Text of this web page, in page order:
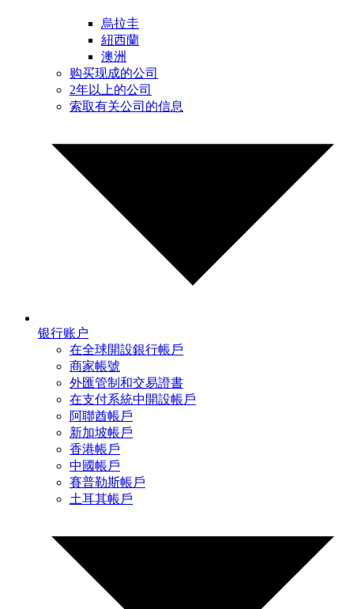
烏拉圭
紐西蘭
澳洲
购买现成的公司
2年以上的公司
索取有关公司的信息
银行账户
在全球開設銀行帳戶
商家帳號
外匯管制和交易證書
在支付系統中開設帳戶
阿聯酋帳戶
新加坡帳戶
香港帳戶
中國帳戶
賽普勒斯帳戶
土耳其帳戶